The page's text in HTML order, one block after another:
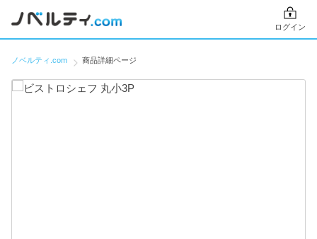
ログイン
ノベルティ.com 商品詳細ページ